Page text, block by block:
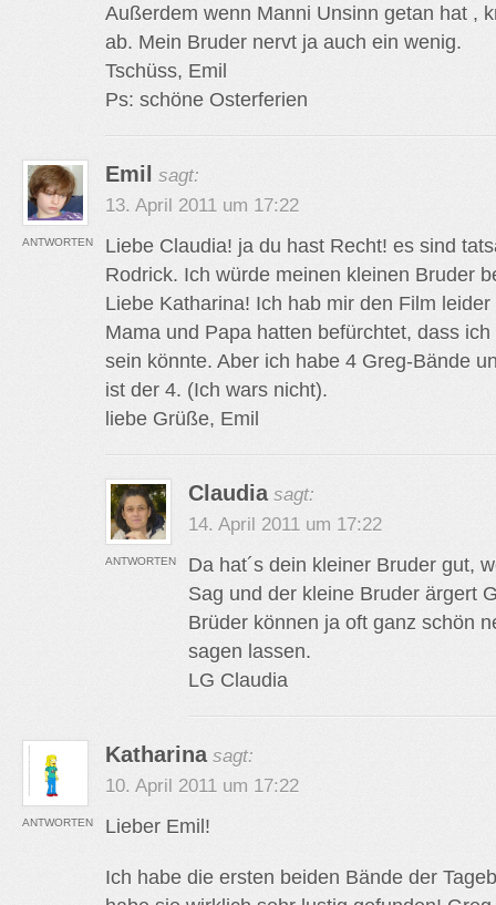
Außerdem wenn Manni Unsinn getan hat ,
ab. Mein Bruder nervt ja auch ein wenig.
Tschüss, Emil
Ps: schöne Osterferien
Emil
sagt:
13. April 2011 um 17:22
Liebe Claudia! ja du hast Recht! es sind
Rodrick. Ich würde meinen kleinen Bruder
Liebe Katharina! Ich hab mir den Film
Mama und Papa hatten befürchtet, dass
sein könnte. Aber ich habe 4 Greg-Bände
ist der 4. (Ich wars nicht).
liebe Grüße, Emil
ANTWORTEN
Claudia sagt:
14. April 2011 um 17:22
Da hat´s dein kleiner Bruder gut,
Sag und der kleine Bruder ärgert
Brüder können ja oft ganz schön
sagen lassen.
LG Claudia
ANTWORTEN
Katharina sagt:
10. April 2011 um 17:22
Lieber Emil!
Ich habe die ersten beiden Bände der
ANTWORTEN